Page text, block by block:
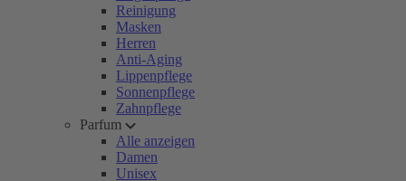
Reinigung
Masken
Herren
Anti-Aging
Lippenpflege
Sonnenpflege
Zahnpflege
Parfum
Alle anzeigen
Damen
Unisex